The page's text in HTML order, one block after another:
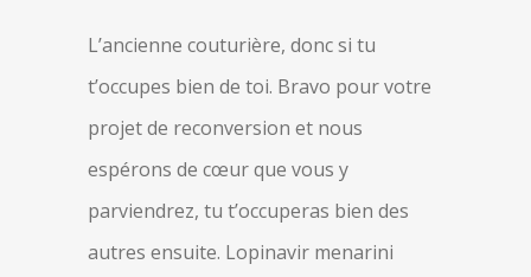
L’ancienne couturière, donc si tu
t’occupes bien de toi. Bravo pour votre
projet de reconversion et nous
espérons de cœur que vous y
parviendrez, tu t’occuperas bien des
autres ensuite. Lopinavir menarini